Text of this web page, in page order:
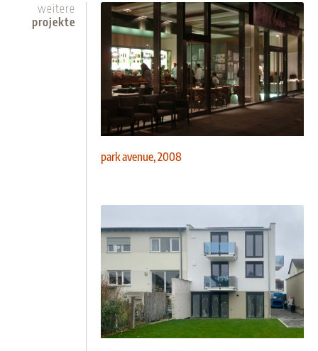
weitere
projekte
park avenue, 2008